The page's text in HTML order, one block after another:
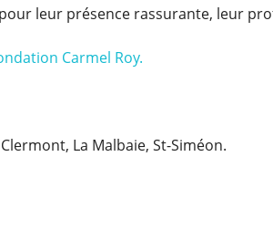
leur présence rassurante, leur
Carmel Roy.
La Malbaie, St-Siméon.